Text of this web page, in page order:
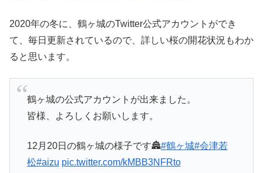
2020年の冬に、鶴ヶ城のTwitter公式アカウントができ
て、毎日更新されているので、詳しい桜の開花状況もわか
ると思います。
鶴ヶ城の公式アカウントが出来ました。
皆様、よろしくお願いします。
12月20日の鶴ヶ城の様子です🏯#鶴ヶ城#会津若
松#aizu pic.twitter.com/kMBB3NFRto